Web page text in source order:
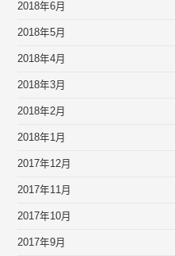
2018年6月
2018年5月
2018年4月
2018年3月
2018年2月
2018年1月
2017年12月
2017年11月
2017年10月
2017年9月